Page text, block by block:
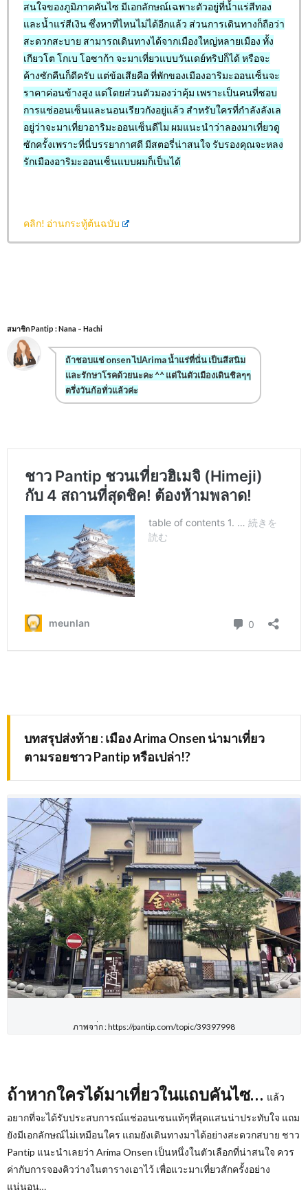
สนใจของภูมิภาคคันไซ มีเอกลักษณ์เฉพาะตัวอยู่ที่น้ำแร่สีทอง
และน้ำแร่สีเงิน ซึ่งหาที่ไหนไม่ได้อีกแล้ว ส่วนการเดินทางก็ถือว่า
สะดวกสะบาย สามารถเดินทางได้จากเมืองใหญ่หลายเมือง ทั้ง
เกียวโต โกเบ โอซาก้า จะมาเที่ยวแบบวันเดย์ทริปก็ได้ หรือจะ
ค้างซักคืนก็ดีครับ แต่ข้อเสียคือ ที่พักของเมืองอาริมะออนเซ็นจะ
ราคาค่อนข้างสูง แต่โดยส่วนตัวมองว่าคุ้ม เพราะเป็นคนที่ชอบ
การแช่ออนเซ็นและนอนเรียวกังอยู่แล้ว สำหรับใครที่กำลังลังเล
อยู่ว่าจะมาเที่ยวอาริมะออนเซ็นดีไม ผมแนะนำว่าลองมาเที่ยวดู
ซักครั้งเพราะที่นี่บรรยากาศดี มีสตอรี่น่าสนใจ รับรองคุณจะหลง
รักเมืองอาริมะออนเซ็นแบบผมก็เป็นได้
คลิก! อ่านกระทู้ต้นฉบับ
สมาชิก Pantip : Nana – Hachi
ถ้าชอบแช่ onsen ไปArima น้ำแร่ที่นั่น เป็นสีสนิม
และรักษาโรคด้วยนะคะ ^^ แต่ในตัวเมืองเดินชิลๆๆ
ตรึ่งวันก้อทั่วแล้วค่ะ
บทสรุปส่งท้าย :เมืองArima Onsen น่ามาเที่ยว
ตามรอยชาวPantipหรือเปล่า!?
ภาพจา่ก : https://pantip.com/topic/39397998
ถ้าหากใครได้มาเที่ยวในแถบคันไซ… แล้ว
อยากที่จะได้รับประสบการณ์แช่ออนเซนแท้ๆที่สุดแสนน่าประทับใจ แถม
ยังมีเอกลักษณ์ไม่เหมือนใคร แถมยังเดินทางมาได้อย่างสะดวกสบาย ชาว
Pantip แนะนำเลยว่า Arima Onsen เป็นหนึ่งในตัวเลือกที่น่าสนใจ ควร
ค่ากับการจองคิวว่างในตารางเอาไว้ เพื่อแวะมาเที่ยวสักครั้งอย่าง
แน่นอน…